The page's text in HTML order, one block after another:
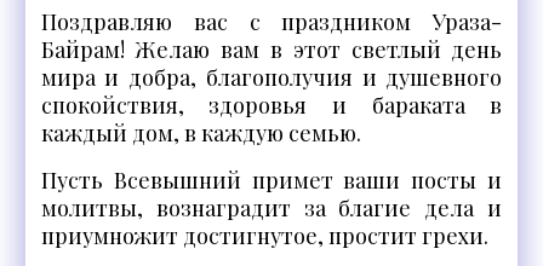
Поздравляю вас с праздником Ураза-
Байрам! Желаю вам в этот светлый день
мира и добра, благополучия и душевного
спокойствия, здоровья и бараката в
каждый дом, в каждую семью.
Пусть Всевышний примет ваши посты и
молитвы, вознаградит за благие дела и
приумножит достигнутое, простит грехи.